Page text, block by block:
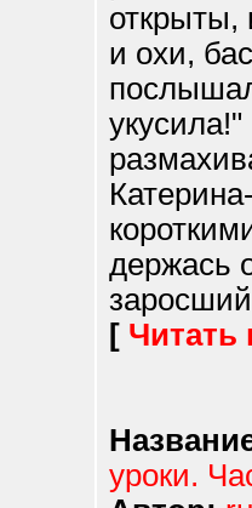
открыты,
и охи,
укусила!"
держась
[ Читать
уроки.